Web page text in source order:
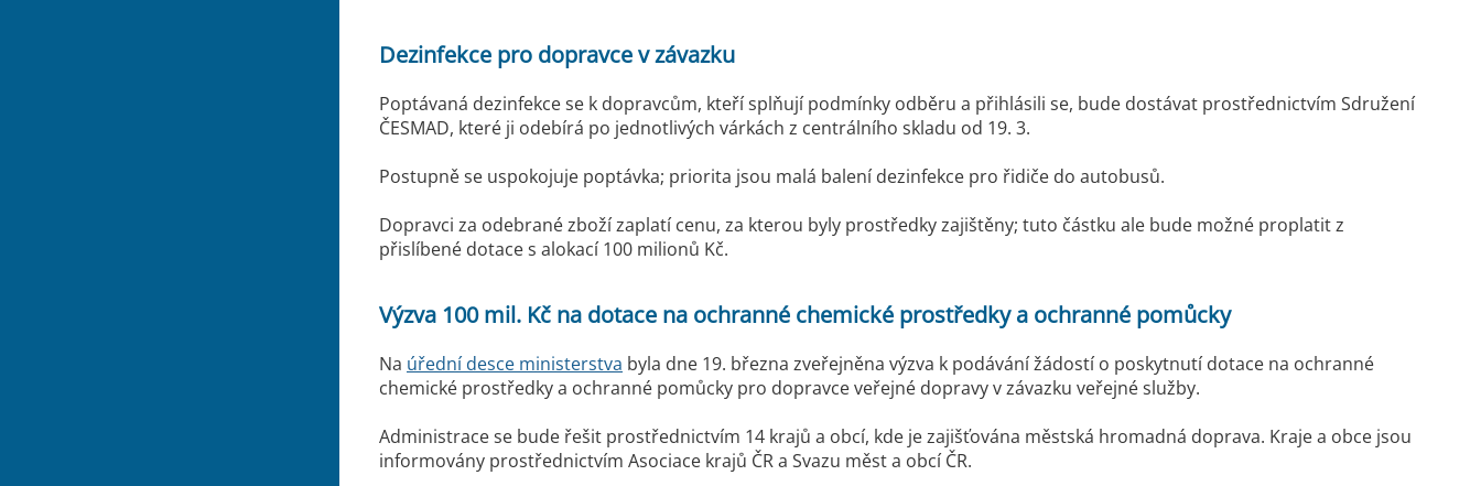
Dezinfekce pro dopravce v závazku
Poptávaná dezinfekce se k dopravcům, kteří splňují podmínky odběru a přihlásili se, bude dostávat prostřednictvím Sdružení
ČESMAD, které ji odebírá po jednotlivých várkách z centrálního skladu od 19. 3.
Postupně se uspokojuje poptávka; priorita jsou malá balení dezinfekce pro řidiče do autobusů.
Dopravci za odebrané zboží zaplatí cenu, za kterou byly prostředky zajištěny; tuto částku ale bude možné proplatit z
přislíbené dotace s alokací 100 milionů Kč.
Výzva 100 mil. Kč na dotace na ochranné chemické prostředky a ochranné pomůcky
Na úřední desce ministerstva byla dne 19. března zveřejněna výzva k podávání žádostí o poskytnutí dotace na ochranné
chemické prostředky a ochranné pomůcky pro dopravce veřejné dopravy v závazku veřejné služby.
Administrace se bude řešit prostřednictvím 14 krajů a obcí, kde je zajišťována městská hromadná doprava. Kraje a obce jsou
informovány prostřednictvím Asociace krajů ČR a Svazu měst a obcí ČR.